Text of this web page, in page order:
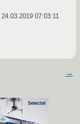
24.03.2019 07:03:11
→